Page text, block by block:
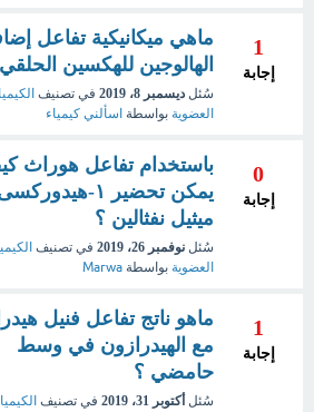
1
إجابة
ماهي ميكانيكية تفاعل
الهالوجين للهكسين
سُئل ديسمبر 8، 2019 في تصنيف
العضوية بواسطة اسألني كيمياء
0
إجابة
باستخدام تفاعل هوراث
ميثيل نفثالين ؟
سُئل نوفمبر 26، 2019 في تصنيف
العضوية بواسطة Marwa
1
إجابة
ماهو ناتج تفاعل فنيل
مع الهيدرازون في وسط
حامضي ؟
سُئل أكتوبر 31، 2019 في تصنيف